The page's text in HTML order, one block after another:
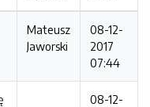
Mateusz
Jaworski
08-12-
2017
07:44
08-12-